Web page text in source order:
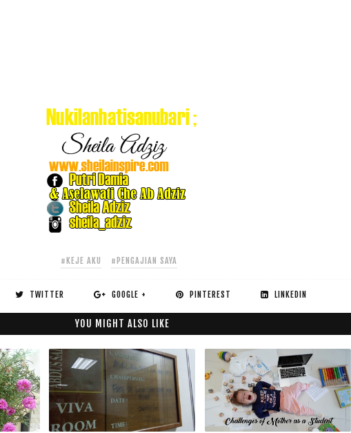
#KEJE AKU #PENGAJIAN SAYA
TWITTER GOOGLE + PINTEREST LINKEDIN
YOU MIGHT ALSO LIKE